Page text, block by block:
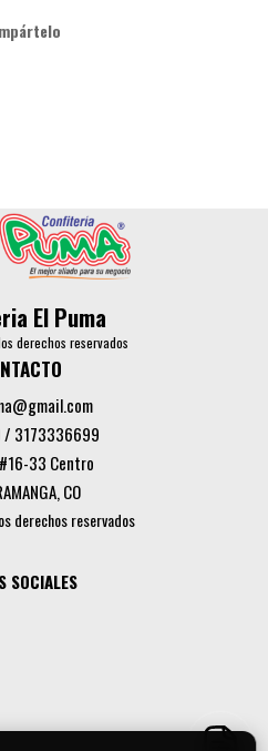
El Puma
derechos reservados
3173336699
33 Centro
CO
derechos reservados
SOCIALES